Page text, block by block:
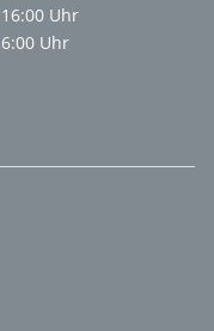
Uhr
Uhr